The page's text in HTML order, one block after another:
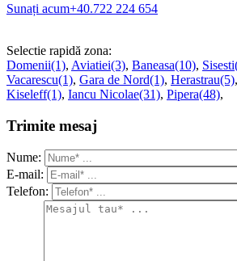
Sunați acum+40.722 224 654
Selectie rapidă zona:
Domenii(1), Aviatiei(3), Baneasa(10),
Vacarescu(1), Gara de Nord(1), Herastrau(5),
Kiseleff(1), Iancu Nicolae(31), Pipera(48),
Trimite mesaj
Nume:
E-mail:
Telefon: